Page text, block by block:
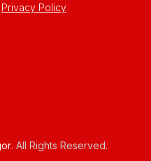
Privacy Policy
. All Rights Reserved.